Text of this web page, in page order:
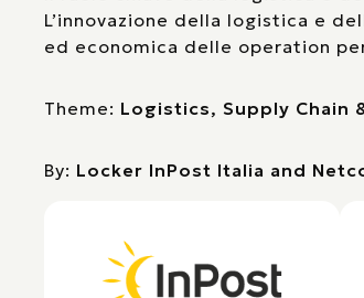
L’innovazione della logistica e
ed economica delle operation
Theme: Logistics, Supply Chain
By: Locker InPost Italia and